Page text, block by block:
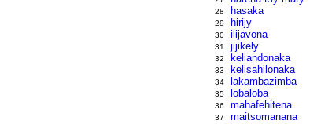
28 hasaka
29 hirijy
30 ilijavona
31 jijikely
32 keliandonaka
33 kelisahilonaka
34 lakambazimba
35 lobaloba
36 mahafehitena
37 maitsomanana